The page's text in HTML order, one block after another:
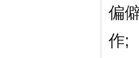
偏
作;